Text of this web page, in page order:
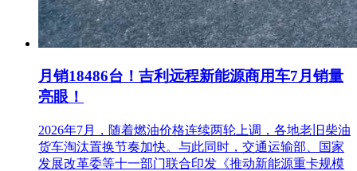
月销18486台！吉利远程新能源商用车7月销量
亮眼！
2026年7月，随着燃油价格连续两轮上调，各地老旧柴油
货车淘汰置换节奏加快。与此同时，交通运输部、国家
发展改革委等十一部门联合印发《推动新能源重卡规模